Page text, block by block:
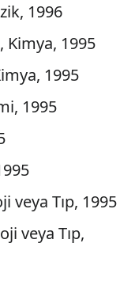
1996
, Kimya, 1995
1995
1995
veya Tıp, 1995
veya Tıp,